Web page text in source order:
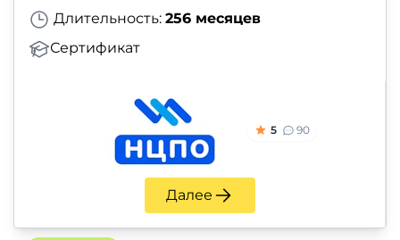
Длительность: 256 месяцев
Сертификат
5 90
Далее